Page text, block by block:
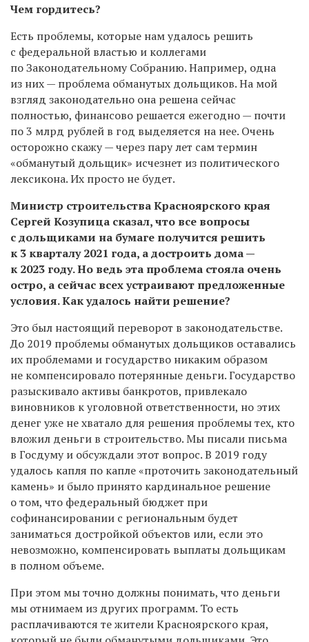
Чем гордитесь?
Есть проблемы, которые нам удалось решить
с федеральной властью и коллегами
по Законодательному Собранию. Например, одна
из них — проблема обманутых дольщиков. На мой
взгляд законодательно она решена сейчас
полностью, финансово решается ежегодно — почти
по 3 млрд рублей в год выделяется на нее. Очень
осторожно скажу — через пару лет сам термин
«обманутый дольщик» исчезнет из политического
лексикона. Их просто не будет.
Министр строительства Красноярского края
Сергей Козупица сказал, что все вопросы
с дольщиками на бумаге получится решить
к 3 кварталу 2021 года, а достроить дома —
к 2023 году. Но ведь эта проблема стояла очень
остро, а сейчас всех устраивают предложенные
условия. Как удалось найти решение?
Это был настоящий переворот в законодательстве.
До 2019 проблемы обманутых дольщиков оставались
их проблемами и государство никаким образом
не компенсировало потерянные деньги. Государство
разыскивало активы банкротов, привлекало
виновников к уголовной ответственности, но этих
денег уже не хватало для решения проблемы тех, кто
вложил деньги в строительство. Мы писали письма
в Госдуму и обсуждали этот вопрос. В 2019 году
удалось капля по капле «проточить законодательный
камень» и было принято кардинальное решение
о том, что федеральный бюджет при
софинансировании с региональным будет
заниматься достройкой объектов или, если это
невозможно, компенсировать выплаты дольщикам
в полном объеме.
При этом мы точно должны понимать, что деньги
мы отнимаем из других программ. То есть
расплачиваются те жители Красноярского края,